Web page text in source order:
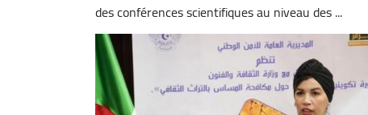
des conférences scientifiques au niveau des ...